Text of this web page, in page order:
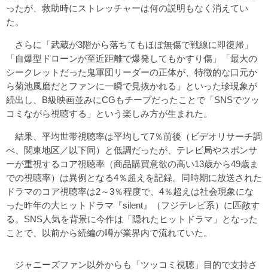
ったが、救助時にストレッチャーは何の説明もなく消えてい
た。
さらに「武蔵が3階から落ちてもほぼ無傷で戦線に即復帰」
「自爆型ドローンが至近距離で爆発してもかすり傷」「最大の
シークレットだった鬼軍団リーダーの正体が、特徴的な口元か
ら菊池風磨だとファンに一瞬で見抜かれる」といった珍現象が
続出し、B級映画並みにCGもチープだったことで「SNSでツッ
コミながら視聴する」という楽しみ方が生まれた。
結果、平均世帯視聴率は平均して7％前後（ビデオリサーチ調
べ、関東地区／以下同）と低調だったが、テレビ局やスポンサ
ーが重視するコア視聴率（商品購買意欲の高い13歳から49歳ま
での視聴率）は異例となる4％超えを記録。同時期に放送された
ドラマのコア視聴率は2～3％程度で、4％超えは社会現象にな
った昨年の大ヒットドラマ『silent』（フジテレビ系）に匹敵す
る。SNS人気を背景に今作は「隠れたヒットドラマ」となった
ことで、以前から続編の噂が業界内で流れていた。
ジャニーズファン以外からも「ツッコミ視聴」目的で支持さ